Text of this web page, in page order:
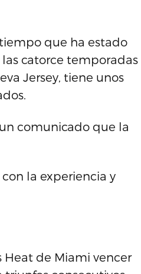
que ha estado
catorce temporadas
Jersey, tiene unos
comunicado que la
la experiencia y
Heat de Miami vencer